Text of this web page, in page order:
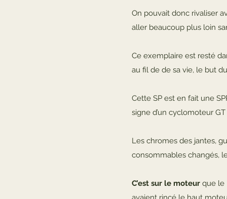
On pouvait donc rivaliser
aller beaucoup plus loin
Ce exemplaire est resté
au fil de de sa vie, le but
Cette SP est en fait une
signe d’un cyclomoteur GT
Les chromes des jantes,
consommables changés,
C’est sur le moteur que le